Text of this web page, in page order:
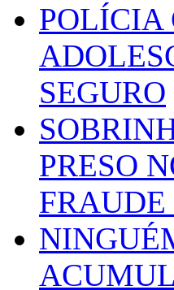
POLÍCIA
SEGURO
PRESO